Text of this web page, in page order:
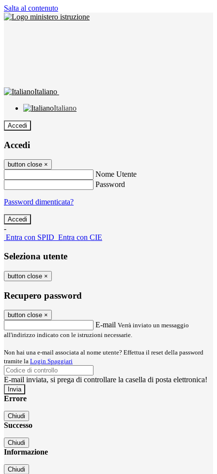
Salta al contenuto
Italiano
Italiano
Accedi
Accedi
button close ×
Nome Utente
Password
Password dimenticata?
-
Entra con SPID Entra con CIE
Seleziona utente
button close ×
Recupero password
button close ×
E-mail Verrà inviato un messaggio
all'indirizzo indicato con le istruzioni necessarie.
Non hai una e-mail associata al nome utente? Effettua il reset della password
tramite la Login Spaggiari
E-mail inviata, si prega di controllare la casella di posta elettronica!
Errore
Chiudi
Successo
Chiudi
Informazione
Chiudi